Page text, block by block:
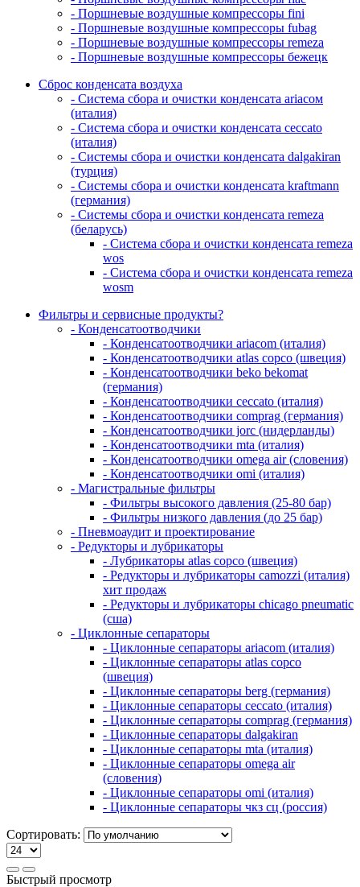
- Поршневые воздушные компрессоры fini
- Поршневые воздушные компрессоры fubag
- Поршневые воздушные компрессоры remeza
- Поршневые воздушные компрессоры бежецк
Сброс конденсата воздуха
- Система сбора и очистки конденсата ariacом
(италия)
- Система сбора и очистки конденсата ceccato
(италия)
- Системы сбора и очистки конденсата dalgakiran
(турция)
- Системы сбора и очистки конденсата kraftmann
(германия)
- Системы сбора и очистки конденсата remeza
(беларусь)
- Система сбора и очистки конденсата remeza
wos
- Система сбора и очистки конденсата remeza
wosm
Фильтры и сервисные продукты?
- Конденсатоотводчики
- Конденсатоотводчики ariacom (италия)
- Конденсатоотводчики atlas copco (швеция)
- Конденсатоотводчики beko bekomat
(германия)
- Конденсатоотводчики ceccato (италия)
- Конденсатоотводчики comprag (германия)
- Конденсатоотводчики jorc (нидерланды)
- Конденсатоотводчики mta (италия)
- Конденсатоотводчики omega air (словения)
- Конденсатоотводчики omi (италия)
- Магистральные фильтры
- Фильтры высокого давления (25-80 бар)
- Фильтры низкого давления (до 25 бар)
- Пневмоаудит и проектирование
- Редукторы и лубрикаторы
- Лубрикаторы atlas copco (швеция)
- Редукторы и лубрикаторы camozzi (италия)
хит продаж
- Редукторы и лубрикаторы chicago pneumatic
(сша)
- Циклонные сепараторы
- Циклонные сепараторы ariacom (италия)
- Циклонные сепараторы atlas copco
(швеция)
- Циклонные сепараторы berg (германия)
- Циклонные сепараторы ceccato (италия)
- Циклонные сепараторы comprag (германия)
- Циклонные сепараторы dalgakiran
- Циклонные сепараторы mta (италия)
- Циклонные сепараторы omega air
(словения)
- Циклонные сепараторы omi (италия)
- Циклонные сепараторы чкз сц (россия)
Сортировать:
Быстрый просмотр